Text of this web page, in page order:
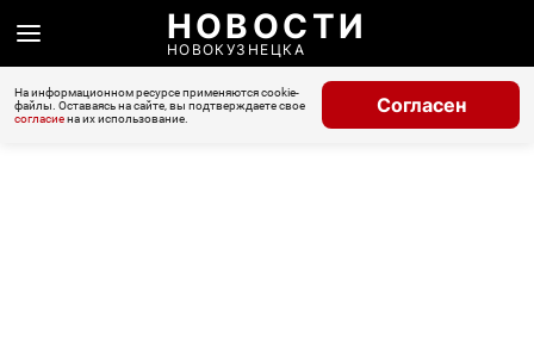
НОВОСТИ
НОВОКУЗНЕЦКА
На информационном ресурсе применяются cookie-
файлы. Оставаясь на сайте, вы подтверждаете свое
согласиена их использование.
Согласен